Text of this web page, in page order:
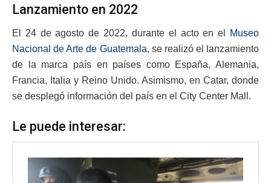
Lanzamiento en 2022
El 24 de agosto de 2022, durante el acto en el
Museo
Nacional de Arte de Guatemala, se realizó el lanzamiento
de la marca país en países como España, Alemania,
Francia, Italia y Reino Unido. Asimismo, en Catar, donde
se desplegó información del país en el City Center Mall.
Le puede interesar: